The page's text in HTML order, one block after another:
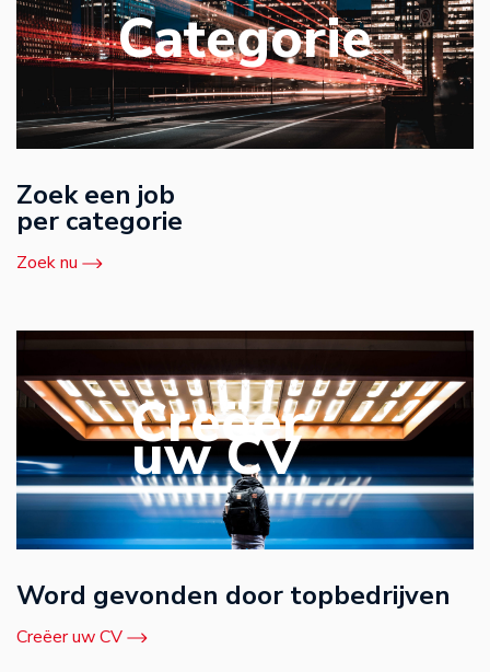
Categorie
Zoek een job
per categorie
Zoek nu
Creëer
uw CV
Word gevonden door topbedrijven
Creëer uw CV